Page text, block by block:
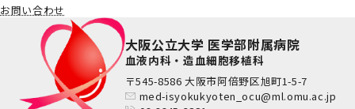
お問い合わせ
大阪公立大学 医学部附属病院
血液内科・造血細胞移植科
〒545-8586 大阪市阿倍野区旭町1-5-7
med-isyokukyoten_ocu@ml.omu.ac.jp